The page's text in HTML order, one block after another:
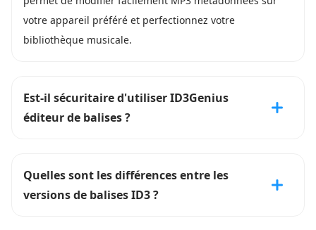
votre appareil préféré et perfectionnez votre
bibliothèque musicale.
Est-il sécuritaire d'utiliser ID3Genius
éditeur de balises ?
Quelles sont les différences entre les
versions de balises ID3 ?